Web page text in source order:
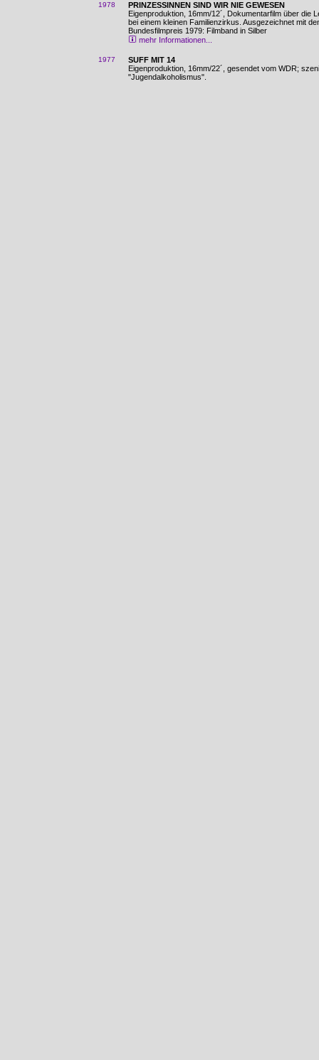
1978
PRINZESSINNEN SIND WIR NIE GEWESEN
Eigenproduktion, 16mm/12´, Dokumentarfilm über die
bei einem kleinen Familienzirkus. Ausgezeichnet mit
Bundesfilmpreis 1979: Filmband in Silber
mehr Informationen...
1977
SUFF MIT 14
Eigenproduktion, 16mm/22´, gesendet vom WDR;
"Jugendalkoholismus".